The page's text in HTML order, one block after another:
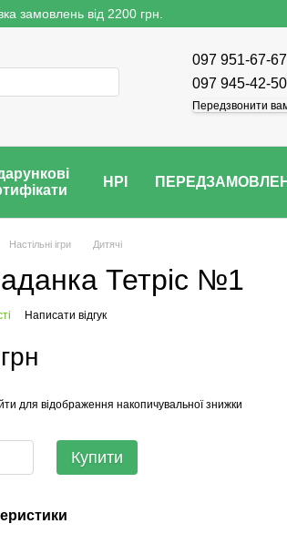
замовлень від 2200 грн.
097 951-67-67
097 945-42-50
Передзвонити
НРІ
Настільні ігри Дитячі
Тетріс №1
Написати відгук
для відображення накопичувальної знижки
Купити